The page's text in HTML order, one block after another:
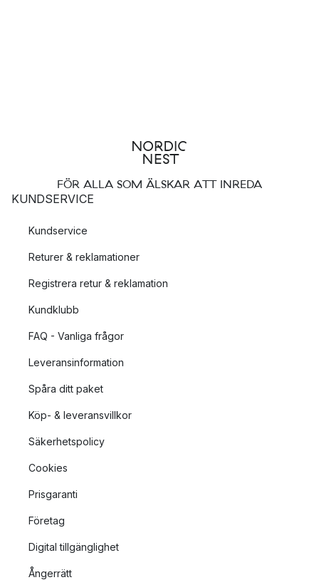
FÖR ALLA SOM ÄLSKAR ATT INREDA
KUNDSERVICE
Kundservice
Returer & reklamationer
Registrera retur & reklamation
Kundklubb
FAQ - Vanliga frågor
Leveransinformation
Spåra ditt paket
Köp- & leveransvillkor
Säkerhetspolicy
Cookies
Prisgaranti
Företag
Digital tillgänglighet
Ångerrätt